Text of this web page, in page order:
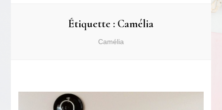
Étiquette : Camélia
Camélia